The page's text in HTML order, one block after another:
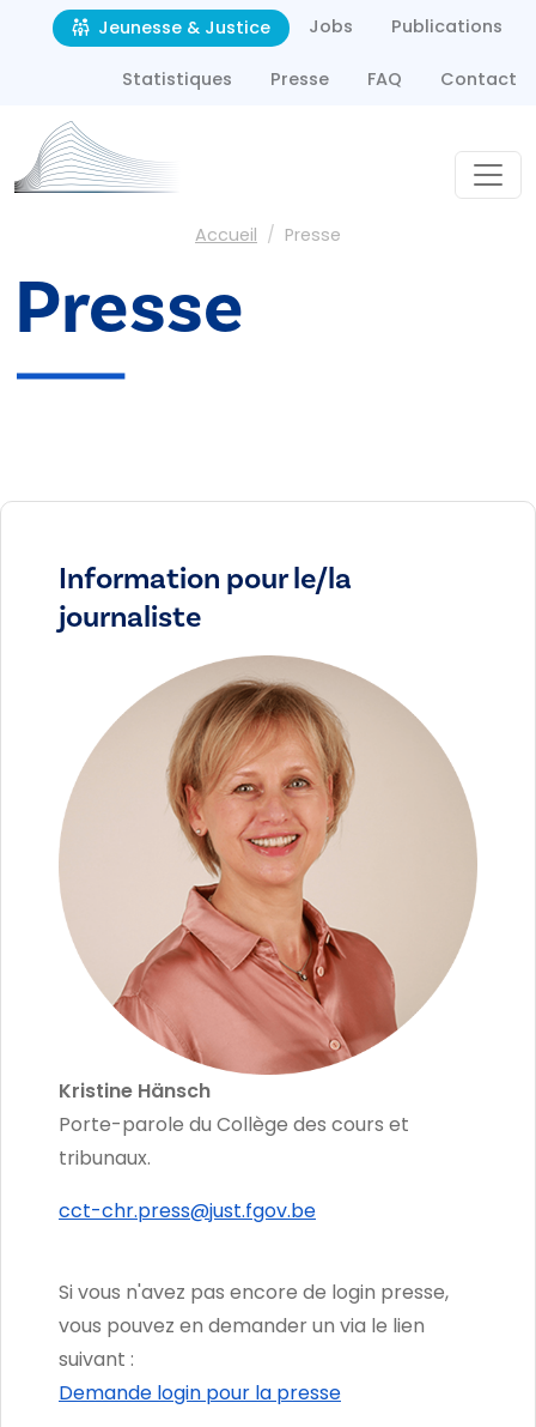
Aller au contenu principal
Second navigation
Jeunesse & Justice Jobs Publications
Statistiques Presse FAQ Contact
Fil d'Ariane
Accueil Presse
Presse
Information pour le/la
journaliste
Kristine Hänsch
Porte-parole du Collège des cours et
tribunaux.
cct-chr.press@just.fgov.be
Si vous n'avez pas encore de login presse,
vous pouvez en demander un via le lien
suivant :
Demande login pour la presse